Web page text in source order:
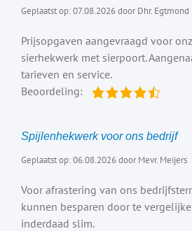
Geplaatst op: 07.08.2026 door Dhr. Egtmond
Prijsopgaven aangevraagd voor
sierhekwerk met sierpoort.
tarieven en service.
Beoordeling:
Spijlenhekwerk voor ons bedrijf
Geplaatst op: 06.08.2026 door Mevr. Meijers
Voor afrastering van ons
kunnen besparen door te
inderdaad slim.